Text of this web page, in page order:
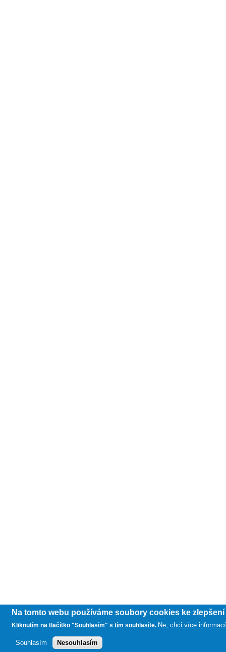
Na tomto webu používáme soubory cookies ke
Kliknutím na tlačítko "Souhlasím" s tím souhlasíte. Ne, chci více informací
Souhlasím Nesouhlasím